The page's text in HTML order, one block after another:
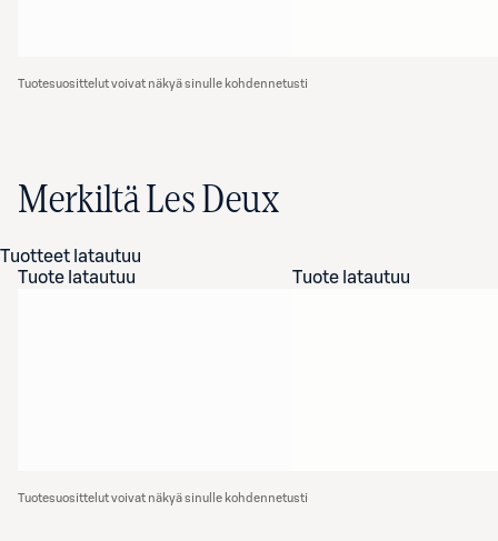
Tuotesuosittelut voivat näkyä sinulle kohdennetusti
Merkiltä Les Deux
Tuotteet latautuu
Tuote latautuu
Tuote latautuu
Tuotesuosittelut voivat näkyä sinulle kohdennetusti